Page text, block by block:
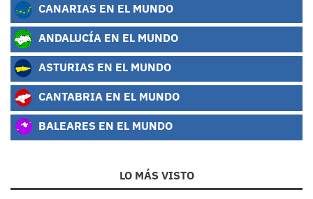
CANARIAS EN EL MUNDO
ANDALUCÍA EN EL MUNDO
ASTURIAS EN EL MUNDO
CANTABRIA EN EL MUNDO
BALEARES EN EL MUNDO
LO MÁS VISTO